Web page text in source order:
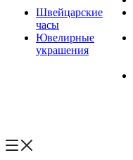
Швейцарские
часы
Ювелирные
украшения